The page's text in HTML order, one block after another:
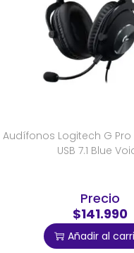
Audífonos Logitech G Pro
USB 7.1 Blue
Precio
$141.990
Añadir al